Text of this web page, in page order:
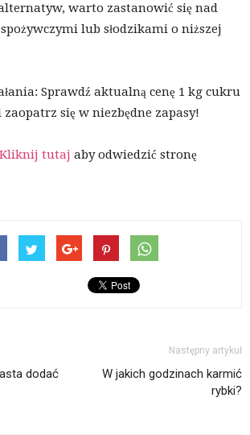
warto zastanowić się nad
lub słodzikami o niższej
Sprawdź aktualną cenę 1 kg cukru
się w niezbędne zapasy!
Kliknij tutaj aby odwiedzić stronę
dodać
Następny artykuł
W jakich godzinach karmić
rybki?